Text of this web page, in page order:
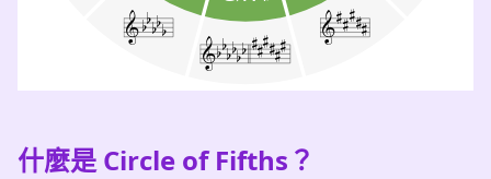
什麼是 Circle of Fifths？